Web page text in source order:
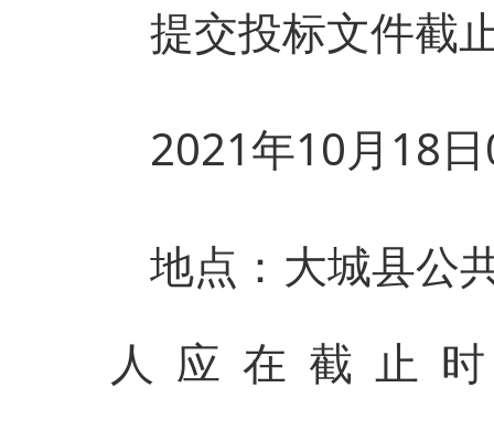
提交投标文件截
2021年10月18
地点：大城县公
人应在截止